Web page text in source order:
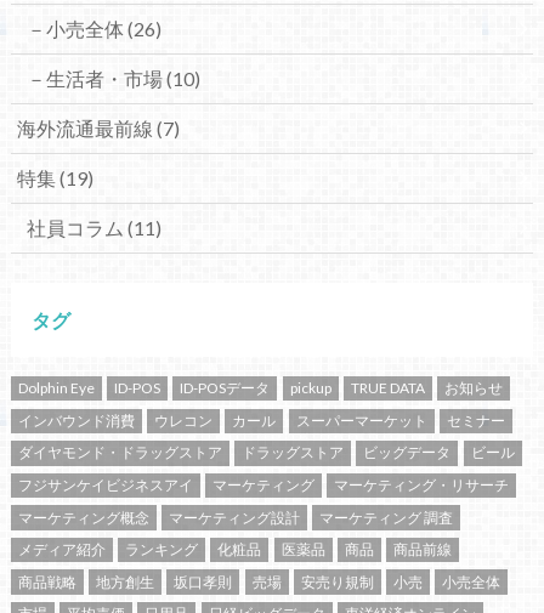
－小売全体(26)
－生活者・市場(10)
海外流通最前線 (7)
特集(19)
社員コラム (11)
タグ
Dolphin Eye ID-POS ID-POSデータ pickup TRUE DATA
お知らせ
インバウンド消費
ウレコン カール スーパーマーケット
セミナー
ダイヤモンド・ドラッグストア
ドラッグストア ビッグデータ
ビール
フジサンケイビジネスアイ
マーケティング
マーケティング・リサーチ
マーケティング概念
マーケティング設計
マーケティング 調査
メディア紹介
ランキング 化粧品 医薬品 商品
商品前線
商品戦略
地方創生 坂口孝則 売場 安売り規制 小売
小売全体